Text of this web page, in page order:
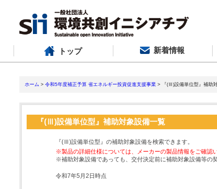
トップ 新着情報
ホーム > 令和5年度補正予算 省エネルギー投資促進支援事業 > 『(Ⅲ)設備単位型』補助
『(Ⅲ)設備単位型』補助対象設備一覧
『(Ⅲ)設備単位型』の補助対象設備を検索できます。
※製品の詳細仕様については、メーカーの製品情報をご確認
※補助対象設備であっても、交付決定前に補助対象設備等の
令和7年5月2日時点